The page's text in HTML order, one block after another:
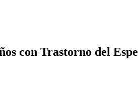
con Trastorno del